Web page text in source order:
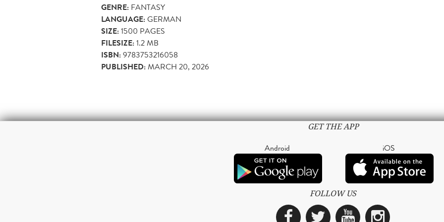
GENRE: FANTASY
LANGUAGE:GERMAN
SIZE:1500 PAGES
FILESIZE:1.2 MB
ISBN:9783753216058
PUBLISHED:MARCH 20, 2026
GET THE APP
Android iOS
FOLLOW US
Facebook
TwitterYouTube